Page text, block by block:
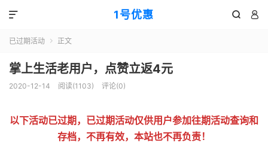
1号优惠  

已过期活动  正文
掌上生活老用户，点赞立返4元
2020-12-14 阅读(1103) 评论(0)
以下活动已过期，已过期活动仅供用户参加往期活动查询和
存档，不再有效，本站也不再负责！